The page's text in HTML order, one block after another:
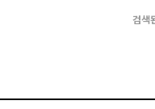
검색